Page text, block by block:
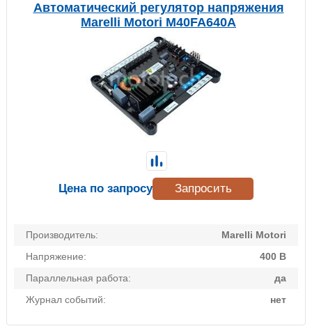
Автоматический регулятор напряжения
Marelli Motori M40FA640A
Производитель:
Marelli Motori
Напряжение:
400 В
Параллельная работа:
да
Журнал событий:
нет
Цена по запросу Запросить